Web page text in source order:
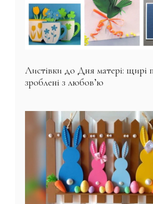
Листівки до Дня матері: щирі
зроблені з любов’ю